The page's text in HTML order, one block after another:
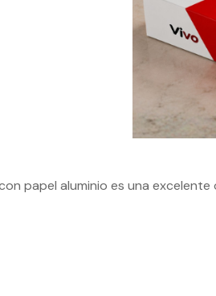
papel aluminio es una excelente